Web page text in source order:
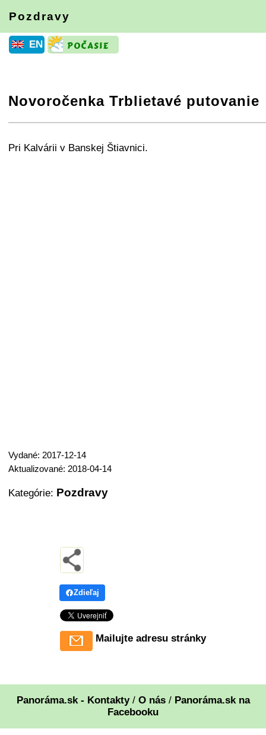
Pozdravy
EN
Novoročenka Trblietavé putovanie
+ − ⛶
Pri Kalvárii v Banskej Štiavnici.
Vydané: 2017-12-14
Aktualizované: 2018-04-14
Kategórie: Pozdravy
Zdieľaj
Mailujte adresu stránky
Panoráma.sk - Kontakty/ O nás/ Panoráma.sk na
Facebooku